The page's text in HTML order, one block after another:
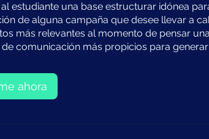
estudiante una base estructurar idónea
de alguna campaña que desee llevar a
más relevantes al momento de pensar
comunicación más propicios para
ahora